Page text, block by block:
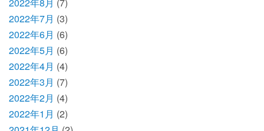
2022年7月 (3)
2022年6月 (6)
2022年5月 (6)
2022年4月 (4)
2022年3月 (7)
2022年2月 (4)
2022年1月 (2)